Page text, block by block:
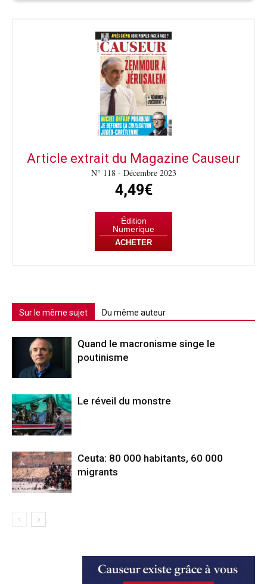
Article extrait du Magazine Causeur
N° 118 - Décembre 2023
4,49€
Édition
Numerique
ACHETER
Sur le même sujet Du même auteur
Quand le macronisme singe le
poutinisme
Le réveil du monstre
Ceuta: 80 000 habitants, 60 000
migrants